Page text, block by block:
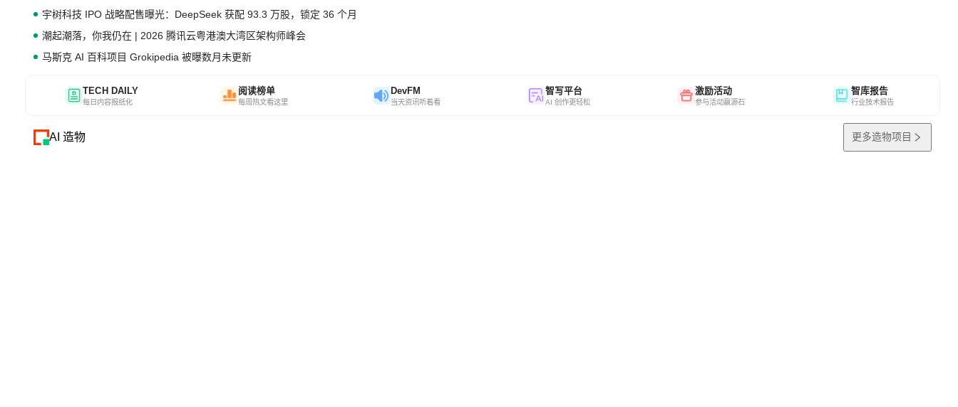
宇树科技 IPO 战略配售曝光：DeepSeek 获配 93.3 万股，锁定 36 个月
潮起潮落，你我仍在 | 2026 腾讯云粤港澳大湾区架构师峰会
马斯克 AI 百科项目 Grokipedia 被曝数月未更新
TECH DAILY
每日内容报纸化
阅读榜单
每周热文看这里
DevFM
当天资讯听着看
智写平台
AI 创作更轻松
激励活动
参与活动赢源石
智库报告
行业技术报告
AI 造物 更多造物项目